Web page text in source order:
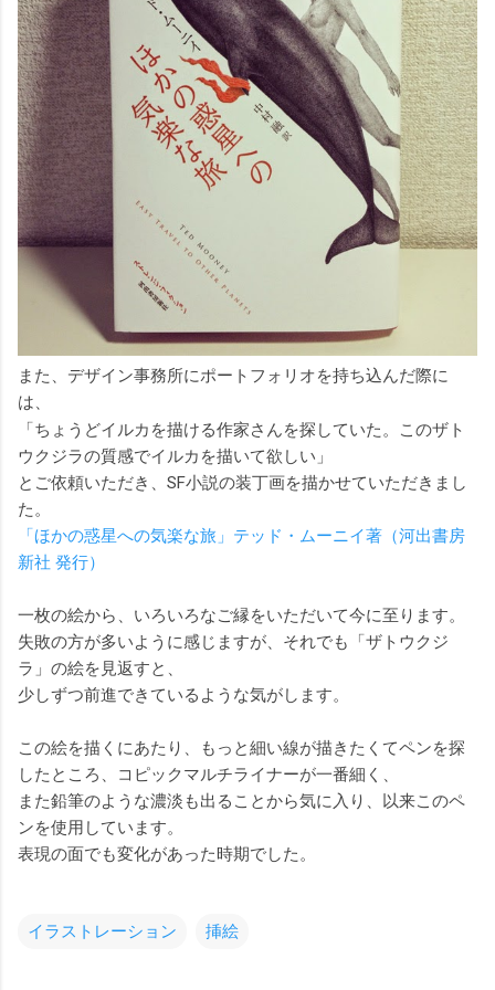
また、デザイン事務所にポートフォリオを持ち込んだ際に
は、
「ちょうどイルカを描ける作家さんを探していた。このザト
ウクジラの質感でイルカを描いて欲しい」
とご依頼いただき、SF小説の装丁画を描かせていただきまし
た。
「ほかの惑星への気楽な旅」テッド・ムーニイ著（河出書房
新社 発行）
一枚の絵から、いろいろなご縁をいただいて今に至ります。
失敗の方が多いように感じますが、それでも「ザトウクジ
ラ」の絵を見返すと、
少しずつ前進できているような気がします。
この絵を描くにあたり、もっと細い線が描きたくてペンを探
したところ、コピックマルチライナーが一番細く、
また鉛筆のような濃淡も出ることから気に入り、以来このペ
ンを使用しています。
表現の面でも変化があった時期でした。
イラストレーション 挿絵